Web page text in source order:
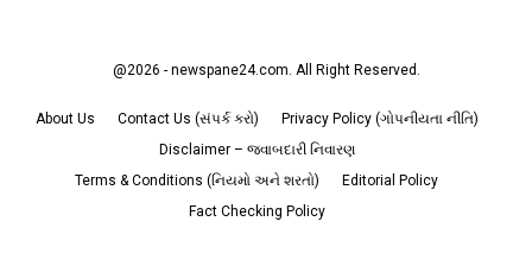
@2026 - newspane24.com. All Right Reserved.
About Us Contact Us (સંપર્ક કરો)
Privacy Policy (ગોપનીયતા નીતિ)
Disclaimer – જવાબદારી નિવારણ
Terms & Conditions (નિયમો અને શરતો)
Editorial Policy
Fact Checking Policy